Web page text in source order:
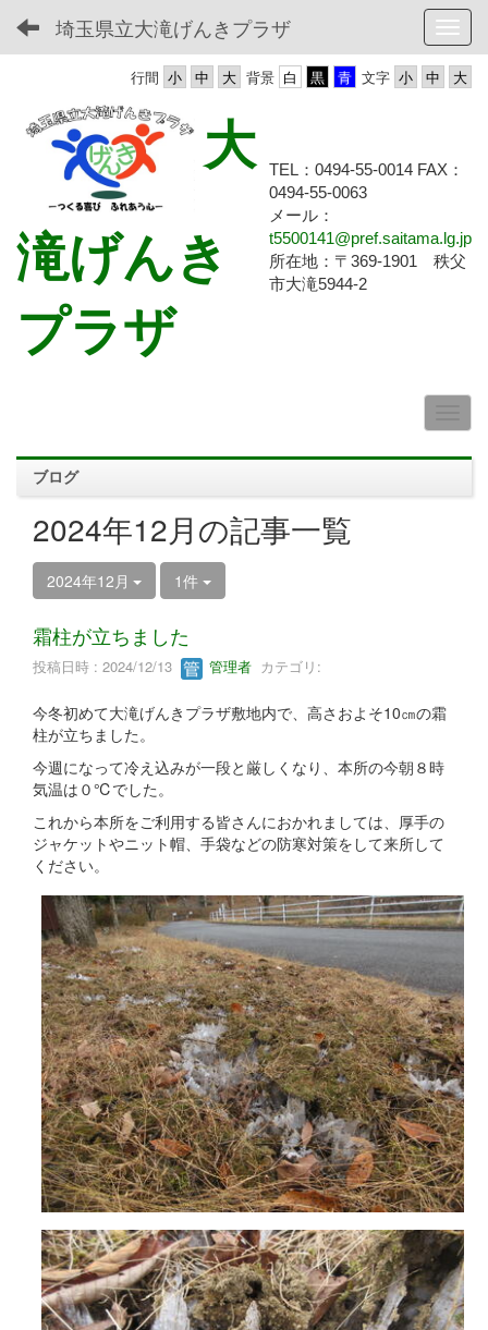
埼玉県立大滝げんきプラザ
文字
背景
行間
大
滝げんき
プラザ
TEL：0494-55-0014 FAX：
0494-55-0063
メール：
t5500141@pref.saitama.lg.jp
所在地：〒369-1901 秩父
市大滝5944-2
ブログ
2024年12月の記事一覧
2024年12月 1件
霜柱が立ちました
投稿日時 : 2024/12/13 管理者 カテゴリ:
今冬初めて大滝げんきプラザ敷地内で、高さおよそ10㎝の霜
柱が立ちました。
今週になって冷え込みが一段と厳しくなり、本所の今朝８時
気温は０℃でした。
これから本所をご利用する皆さんにおかれましては、厚手の
ジャケットやニット帽、手袋などの防寒対策をして来所して
ください。